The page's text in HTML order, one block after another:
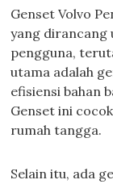
Genset Volvo
yang dirancang
pengguna,
utama adalah
efisiensi bahan
Genset ini
rumah tangga.
Selain itu, ada